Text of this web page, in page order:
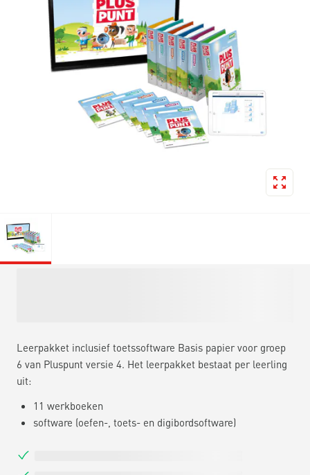
Leerpakket inclusief toetssoftware Basis papier voor groep
6 van Pluspunt versie 4. Het leerpakket bestaat per leerling
uit:
11 werkboeken
software (oefen-, toets- en digibordsoftware)